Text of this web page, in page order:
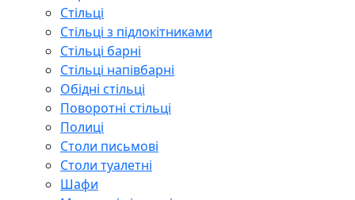
Стільці
Стільці з підлокітниками
Стільці барні
Стільці напівбарні
Обідні стільці
Поворотні стільці
Полиці
Столи письмові
Столи туалетні
Шафи